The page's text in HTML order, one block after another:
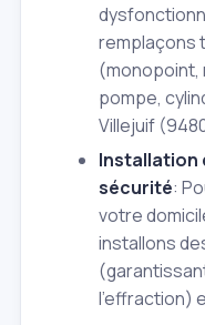
remplaçons
(monopoint,
pompe,
Villejuif
Installation
sécurité:
votre
installons
l'effraction)